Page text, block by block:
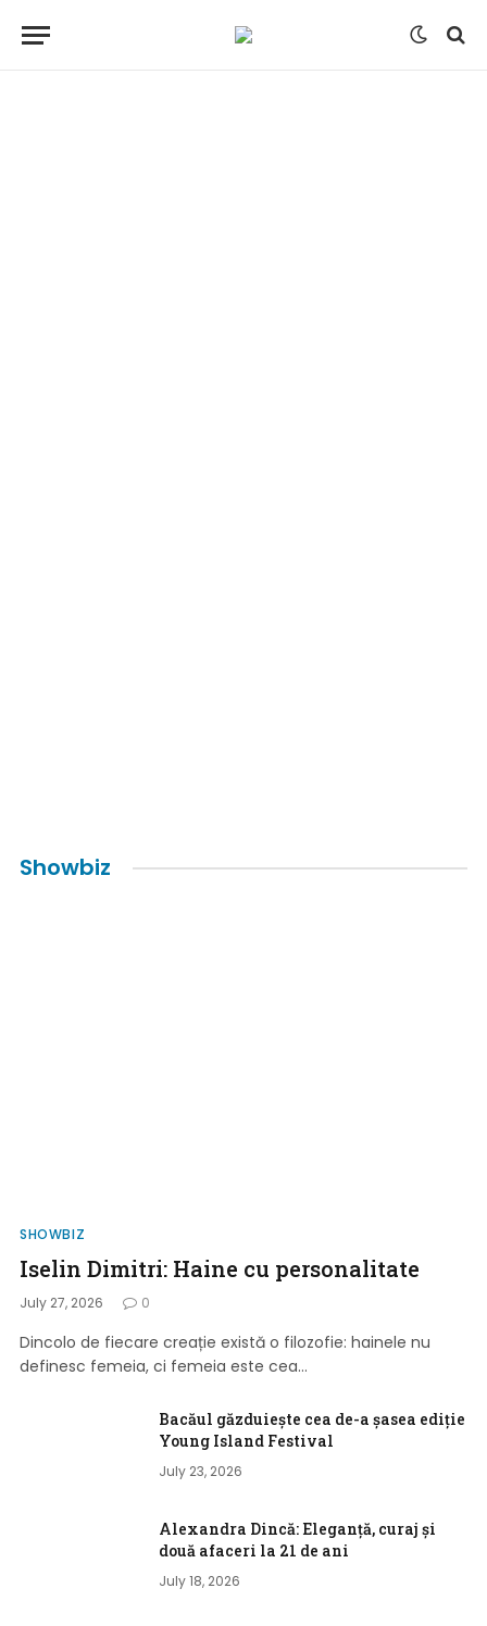
Galerie foto
Showbiz
SHOWBIZ
Iselin Dimitri: Haine cu personalitate
July 27, 2026 0
Dincolo de fiecare creație există o filozofie: hainele nu
definesc femeia, ci femeia este cea…
Bacăul găzduiește cea de-a șasea ediție
Young Island Festival
July 23, 2026
Alexandra Dincă: Eleganță, curaj și
două afaceri la 21 de ani
July 18, 2026